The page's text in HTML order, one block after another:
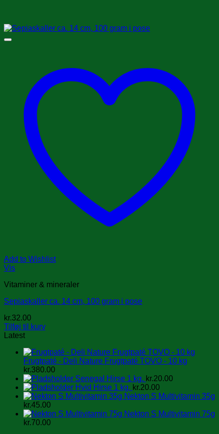
Add to Wishlist
Vis
Vitaminer & mineraler
Sepiaskaller ca. 14 cm, 100 gram i pose
kr.32.00
Tilføj til kurv
Latest
Frugtpaté - Deli Nature Frugtpaté TOVO - 10 kg
kr.380.00
Senegal Hirse 1 kg. kr.20.00
Hvid Hirse 1 kg. kr.20.00
Nekton S Multivitamin 35g
kr.45.00
Nekton S Multivitamin 75g
kr.70.00